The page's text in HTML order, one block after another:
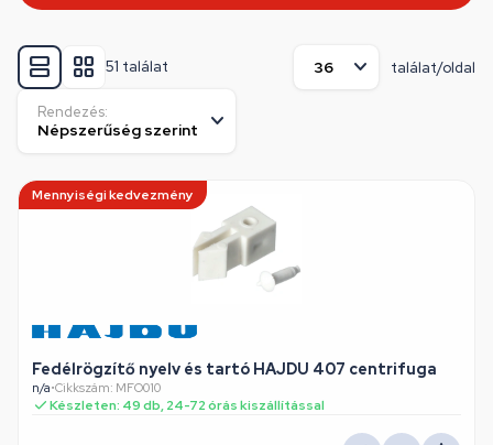
51 találat találat/oldal
Rendezés:
Mennyiségi kedvezmény
Fedélrögzítő nyelv és tartó HAJDU 407 centrifuga
n/a•Cikkszám: MFO010
Készleten: 49 db, 24-72 órás kiszállítással